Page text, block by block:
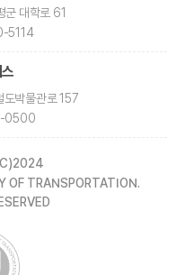
대학로 61
5114
박물관로 157
0500
OF TRANSPORTATION.